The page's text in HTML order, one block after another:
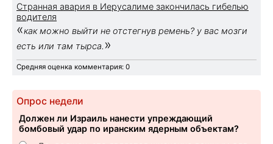
Странная авария в Иерусалиме закончилась гибелью
водителя
«как можно выйти не отстегнув ремень? у вас мозги
есть или там тырса. »
Средняя оценка комментария: 0
Опрос недели
Должен ли Израиль нанести упреждающий
бомбовый удар по иранским ядерным объектам?